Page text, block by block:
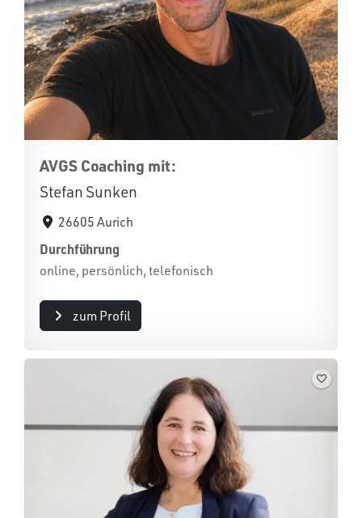
AVGS Coaching mit:
Stefan Sunken
26605 Aurich
Durchführung
online, persönlich, telefonisch
zum Profil